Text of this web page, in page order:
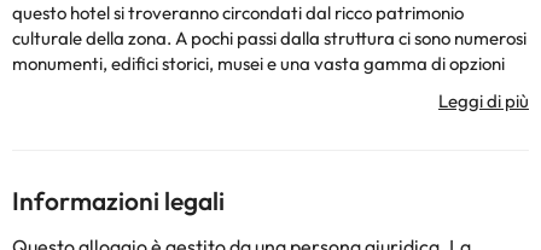
questo hotel si troveranno circondati dal ricco patrimonio
culturale della zona. A pochi passi dalla struttura ci sono numerosi
monumenti, edifici storici, musei e una vasta gamma di opzioni
gastronomiche. Persone troveranno i parchi industriali a soli 25
minuti di auto, mentre il porto, Progreso, Chichén Itzá, Tizimín e
che si trova a soli 20 minuti di auto. Le 88 camere dell'hotel sono
dotate dei comfort e dei servizi necessari per garantire agli ospiti
il massimo del comfort e del relax. La struttura vanta strutture
Informazioni legali